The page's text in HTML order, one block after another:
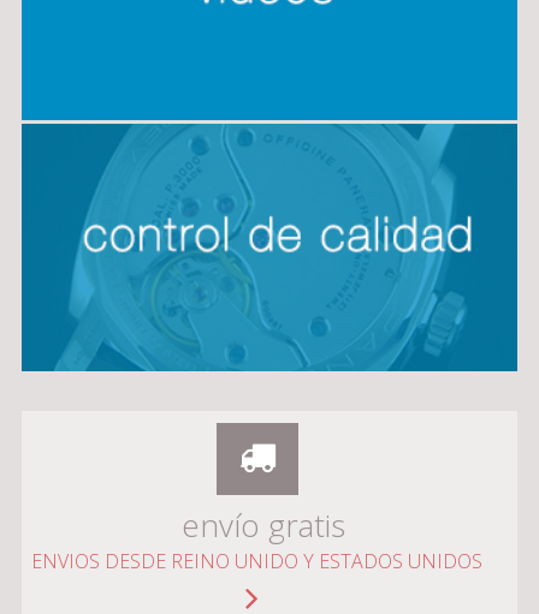
envío gratis
ENVIOS DESDE REINO UNIDO Y ESTADOS UNIDOS